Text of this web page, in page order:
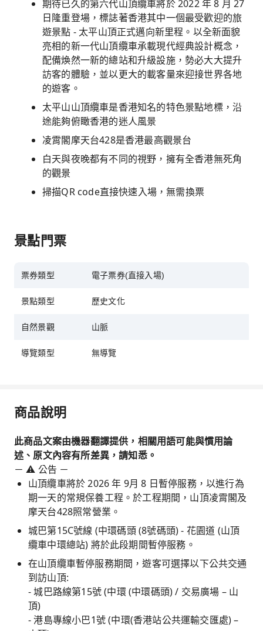
期待已久的第六代山頂纜車將於 2022 年 8 月 27
日隆重登場，標誌著香港其中一個最受歡迎的旅
遊景點 - 太平山頂正式邁向新里程。以全新面貌
亮相的新一代山頂纜車承載現代經典設計概念，
配備煥然一新的總站和升級設施，勢必大大提升
訪客的體驗，並以更大的載客量來迎接世界各地
的遊客。
太平山山頂纜車是香港知名的特色景點地標，沿
途能夠俯瞰香港的迷人風景
凌霄閣摩天台428是香港最高觀景台
白天與夜晚都有不同的視野，擁有全香港無死角
的觀景
掃描QR code直接快速入場，無需換票
景點門票
票券類型 電子票券(直接入場)
景點類型 歷史文化
自然景觀 山脈
導覽類型 無導覽
商品說明
此商品文案由機器翻譯提供，相關用語可能與慣用論
述、原文內容有所差異，請知悉。
－ ⚠️ 公告 －
山頂纜車將於 2026 年 9月 8 日暫停服務，以進行為
期一天的常規保養工程。於工程期間，山頂凌霄閣及
摩天台428照常營業。
城巴第15C號線 (中環碼頭 (8號碼頭) - 花園道 (山頂
纜車中環總站) 將於此段期間暫停服務。
在山頂纜車暫停服務期間，遊客可選擇以下公共交通
到訪山頂:
- 城巴路線第15號 (中環 (中環碼頭) / 交易廣場 – 山
頂)
- 港島專線小巴1號 (中環(香港站公共運輸交匯處) –